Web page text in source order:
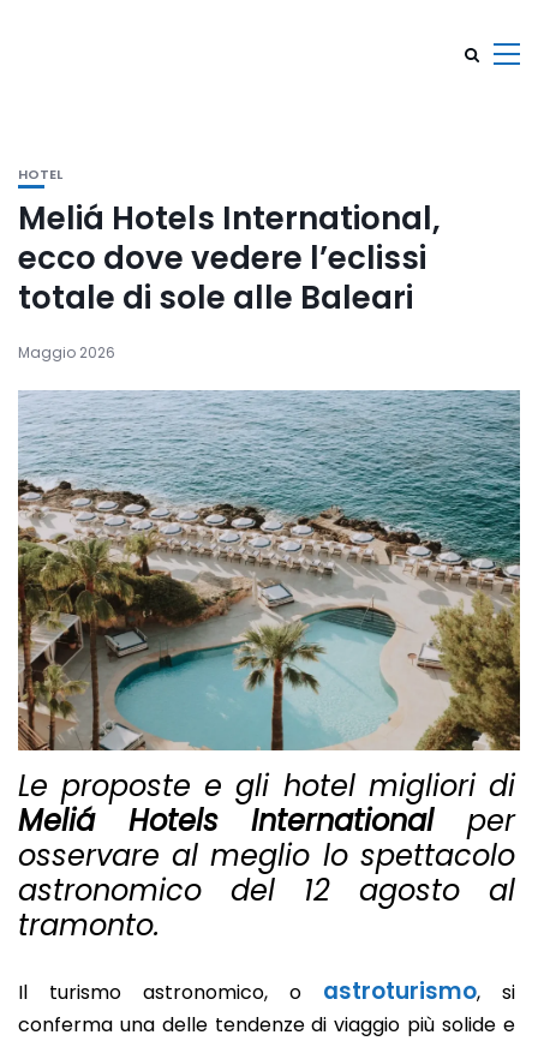
HOTEL
Meliá Hotels International,
ecco dove vedere l’eclissi
totale di sole alle Baleari
Maggio 2026
Le proposte e gli hotel migliori di
Meliá Hotels Internationalper
osservare al meglio lo spettacolo
astronomico del 12 agosto al
tramonto.
Il turismo astronomico, o astroturismo, si
conferma una delle tendenze di viaggio più solide e